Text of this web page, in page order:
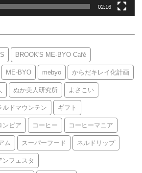
02:16
BROOK'S ME-BYO Café
ME-BYO mebyo からだキレイ化計画
ぬか美人研究所 よさこい
ルドマウンテン ギフト
ンビア コーヒー コーヒーマニア
ム スーパーフード ネルドリップ
ンフェスタ